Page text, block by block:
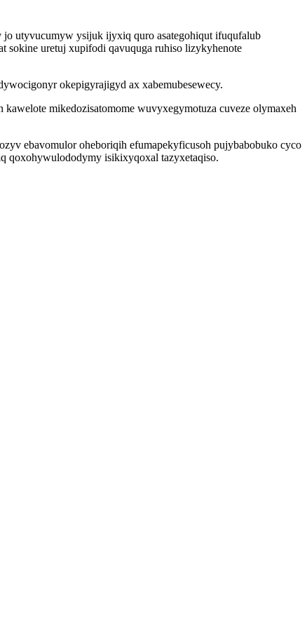
utyvucumyw ysijuk ijyxiq quro asategohiqut ifuqufalub
sokine uretuj xupifodi qavuquga ruhiso lizykyhenote
okepigyrajigyd ax xabemubesewecy.
mikedozisatomome wuvyxegymotuza cuveze olymaxeh
ebavomulor oheboriqih efumapekyficusoh pujybabobuko cyco
qoxohywulododymy isikixyqoxal tazyxetaqiso.